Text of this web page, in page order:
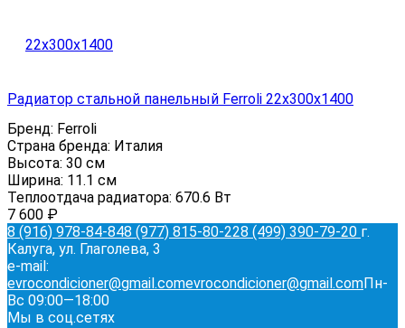
Радиатор стальной панельный Ferroli 22x300x1400
Бренд: Ferroli
Страна бренда: Италия
Высота: 30 см
Ширина: 11.1 см
Теплоотдача радиатора: 670.6 Вт
7 600 ₽
8 (916) 978-84-848 (977) 815-80-228 (499) 390-79-20 г.
Калуга, ул. Глаголева, 3
e-mail:
evrocondicioner@gmail.comevrocondicioner@gmail.comПн-
Вс 09:00—18:00
Мы в соц.сетях